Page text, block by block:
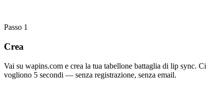
Passo 1
Crea
Vai su wapins.com e crea la tua tabellone battaglia di lip sync. Ci
vogliono 5 secondi — senza registrazione, senza email.